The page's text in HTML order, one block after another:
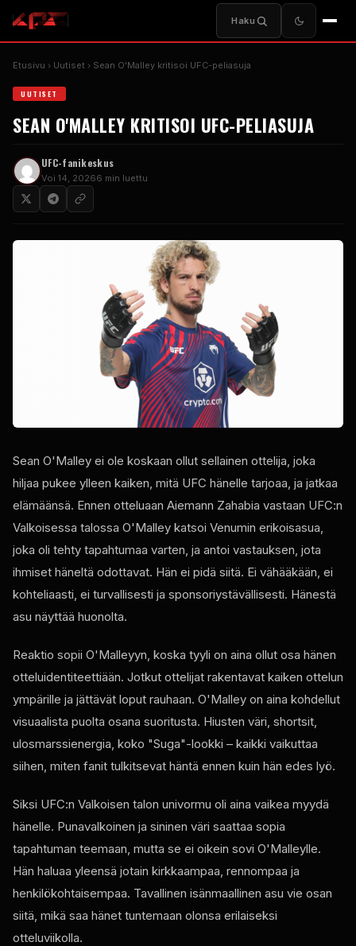
Haku
Etusivu Uutiset Sean O'Malley kritisoi UFC-peliasuja
UUTISET
SEAN O'MALLEY KRITISOI UFC-PELIASUJA
UFC-fanikeskus
Voi 14, 20266 min luettu
Sean O'Malley ei ole koskaan ollut sellainen ottelija, joka
hiljaa pukee ylleen kaiken, mitä UFC hänelle tarjoaa, ja jatkaa
elämäänsä. Ennen otteluaan Aiemann Zahabia vastaan ​​UFC:n
Valkoisessa talossa O'Malley katsoi Venumin erikoisasua,
joka oli tehty tapahtumaa varten, ja antoi vastauksen, jota
ihmiset häneltä odottavat. Hän ei pidä siitä. Ei vähääkään, ei
kohteliaasti, ei turvallisesti ja sponsoriystävällisesti. Hänestä
asu näyttää huonolta.
Reaktio sopii O'Malleyyn, koska tyyli on aina ollut osa hänen
otteluidentiteettiään. Jotkut ottelijat rakentavat kaiken ottelun
ympärille ja jättävät loput rauhaan. O'Malley on aina kohdellut
visuaalista puolta osana suoritusta. Hiusten väri, shortsit,
ulosmarssienergia, koko "Suga"-lookki – kaikki vaikuttaa
siihen, miten fanit tulkitsevat häntä ennen kuin hän edes lyö.
Siksi UFC:n Valkoisen talon univormu oli aina vaikea myydä
hänelle. Punavalkoinen ja sininen väri saattaa sopia
tapahtuman teemaan, mutta se ei oikein sovi O'Malleylle.
Hän haluaa yleensä jotain kirkkaampaa, rennompaa ja
henkilökohtaisempaa. Tavallinen isänmaallinen asu vie osan
siitä, mikä saa hänet tuntemaan olonsa erilaiseksi
otteluviikolla.